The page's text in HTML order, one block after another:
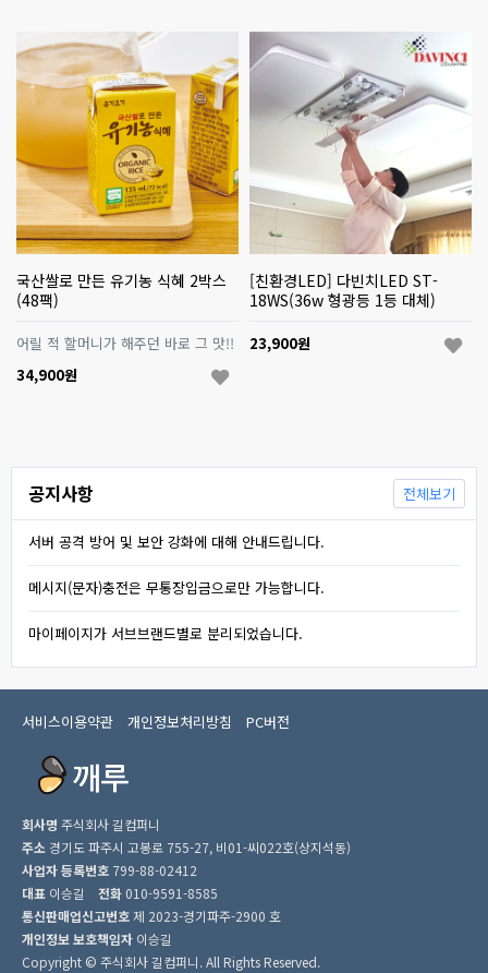
국산쌀로 만든 유기농 식혜 2박스
(48팩)
어릴 적 할머니가 해주던 바로 그 맛!!
34,900원
[친환경LED] 다빈치LED ST-
18WS(36w 형광등 1등 대체)
23,900원
공지사항
서버 공격 방어 및 보안 강화에 대해 안내드립니다.
메시지(문자)충전은 무통장입금으로만 가능합니다.
마이페이지가 서브브랜드별로 분리되었습니다.
전체보기
서비스이용약관 개인정보처리방침 PC버전
회사명 주식회사 길컴퍼니
주소 경기도 파주시 고봉로 755-27, 비01-씨022호(상지석동)
사업자 등록번호 799-88-02412
대표 이승길 전화 010-9591-8585
통신판매업신고번호제 2023-경기파주-2900 호
개인정보 보호책임자 이승길
Copyright © 주식회사 길컴퍼니. All Rights Reserved.